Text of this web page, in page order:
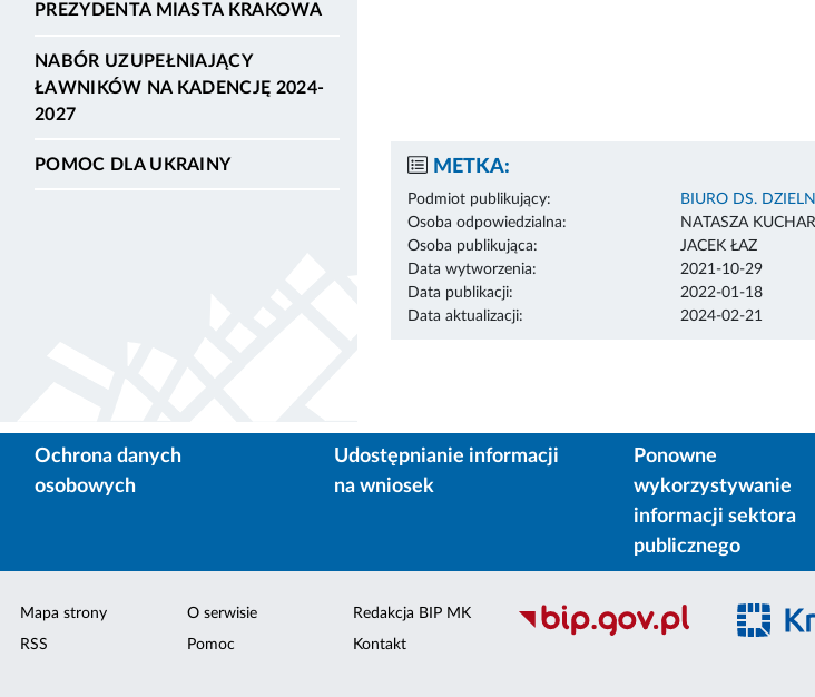
PREZYDENTA MIASTA KRAKOWA
NABÓR UZUPEŁNIAJĄCY
ŁAWNIKÓW NA KADENCJĘ 2024-
2027
POMOC DLA UKRAINY METKA:
Podmiot publikujący:
BIURO DS.
Osoba odpowiedzialna:
NATASZA
Osoba publikująca:
JACEK ŁAZ
Data wytworzenia:
2021-10-29
Data publikacji:
2022-01-18
Data aktualizacji:
2024-02-21
Ochrona danych
osobowych
Udostępnianie informacji
na wniosek
Ponowne
wykorzystywanie
informacji sektora
publicznego
Mapa strony
RSS
O serwisie
Pomoc
Redakcja BIP MK
Kontakt